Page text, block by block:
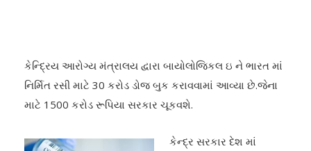
કેન્દ્રિય આરોગ્ય મંત્રાલય દ્વારા બાયોલોજિકલ ઇ ને ભારત માં
નિર્મિત રસી માટે 30 કરોડ ડોજ બુક કરાવવામાં આવ્યા છે.જેના
માટે 1500 કરોડ રૂપિયા સરકાર ચૂકવશે.
કેન્દ્ર સરકાર દેશ માં